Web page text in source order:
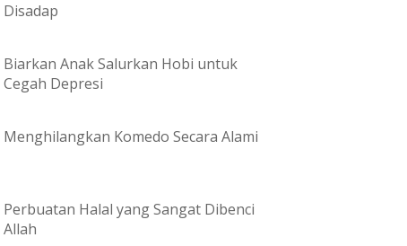
Disadap
Biarkan Anak Salurkan Hobi untuk
Cegah Depresi
Menghilangkan Komedo Secara Alami
Perbuatan Halal yang Sangat Dibenci
Allah